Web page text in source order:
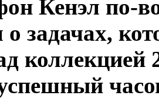
Кенэл по-
о задачах,
коллекцией